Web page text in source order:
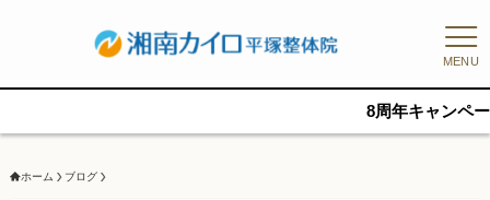
MENU
8周年キャンペーン、残10名
ホーム ブログ